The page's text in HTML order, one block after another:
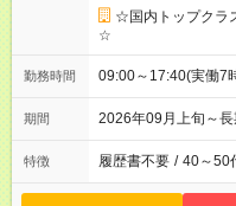
☆国内トップクラ
☆
勤務時間 09:00～17:40(実働
期間 2026年09月上旬～
特徴 履歴書不要 / 40～50